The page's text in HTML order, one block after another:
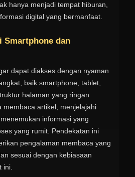
hanya menjadi tempat hiburan,
digital yang bermanfaat.
Smartphone dan
dapat diakses dengan nyaman
baik smartphone, tablet,
halaman yang ringan
membaca artikel, menjelajahi
informasi yang
yang rumit. Pendekatan ini
pengalaman membaca yang
sesuai dengan kebiasaan
ini.